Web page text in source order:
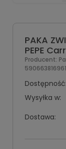
PAKA
PEPE
Producent:
Dostępność:
Wysyłka w:
Dostawa: